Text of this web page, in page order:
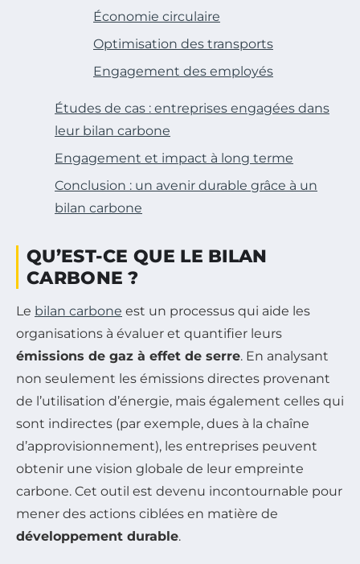
Économie circulaire
Optimisation des transports
Engagement des employés
Études de cas : entreprises engagées dans
leur bilan carbone
Engagement et impact à long terme
Conclusion : un avenir durable grâce à un
bilan carbone
QU’EST-CE QUE LE BILAN
CARBONE ?
Le bilan carbone est un processus qui aide les
organisations à évaluer et quantifier leurs
émissions de gaz à effet de serre. En analysant
non seulement les émissions directes provenant
de l’utilisation d’énergie, mais également celles qui
sont indirectes (par exemple, dues à la chaîne
d’approvisionnement), les entreprises peuvent
obtenir une vision globale de leur empreinte
carbone. Cet outil est devenu incontournable pour
mener des actions ciblées en matière de
développement durable.